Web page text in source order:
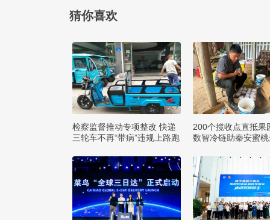
猜你喜欢
检察监督推动专项整改 快递
三轮车不再“带病”违规上路跑
200个揽收点直抵果
数智冷链助秦安蜜